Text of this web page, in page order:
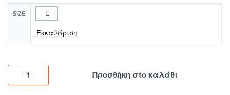
SIZE L
Εκκαθάριση
Προσθήκη στο καλάθι